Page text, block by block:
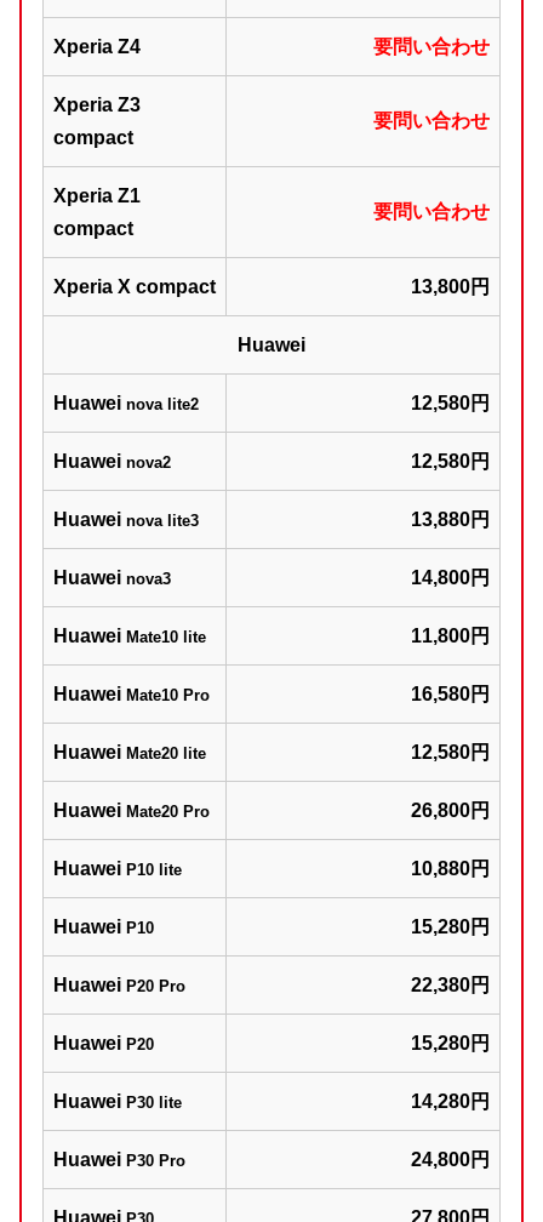
Xperia Z4 要問い合わせ
Xperia Z3
compact
要問い合わせ
Xperia Z1
compact
要問い合わせ
Xperia X compact 13,800円
Huawei
Huawei nova lite2 12,580円
Huawei nova2 12,580円
Huawei nova lite3 13,880円
Huawei nova3 14,800円
Huawei Mate10 lite 11,800円
Huawei Mate10 Pro 16,580円
Huawei Mate20 lite 12,580円
Huawei Mate20 Pro 26,800円
Huawei P10 lite 10,880円
Huawei P10 15,280円
Huawei P20 Pro 22,380円
Huawei P20 15,280円
Huawei P30 lite 14,280円
Huawei P30 Pro 24,800円
Huawei 27,800円